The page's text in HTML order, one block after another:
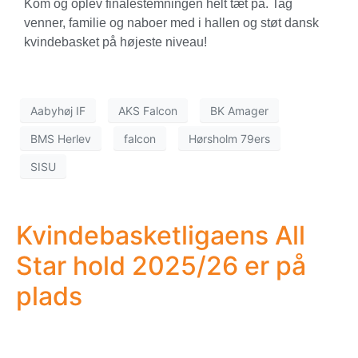
Kom og oplev finalestemningen helt tæt på. Tag
venner, familie og naboer med i hallen og støt dansk
kvindebasket på højeste niveau!
Aabyhøj IF AKS Falcon BK Amager
BMS Herlev falcon Hørsholm 79ers
SISU
Kvindebasketligaens All
Star hold 2025/26 er på
plads